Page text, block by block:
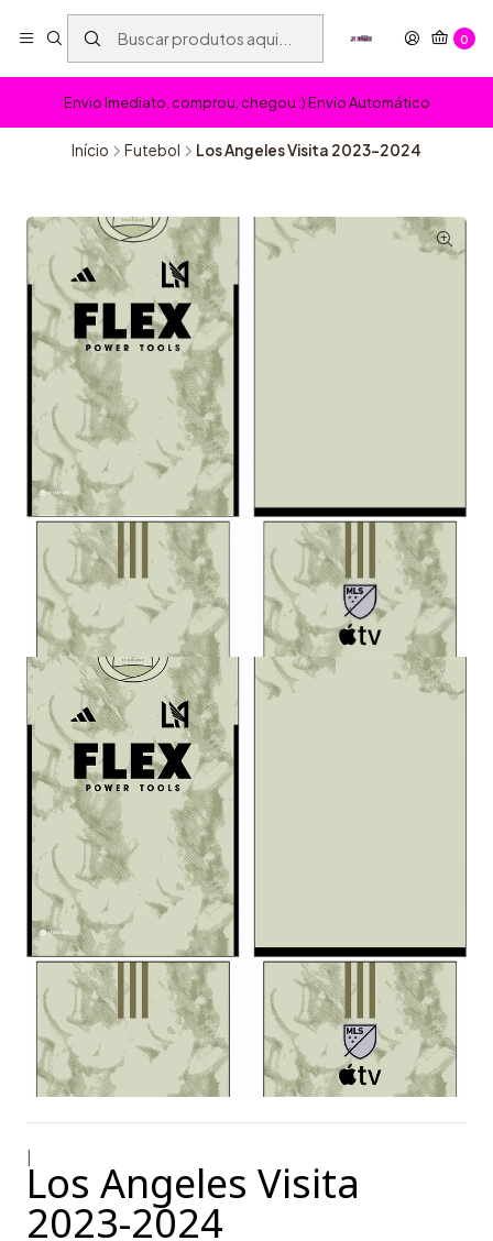
0
Envio Imediato, comprou, chegou :) Envio Automático
Início Futebol Los Angeles Visita 2023-2024
Los Angeles Visita
2023-2024